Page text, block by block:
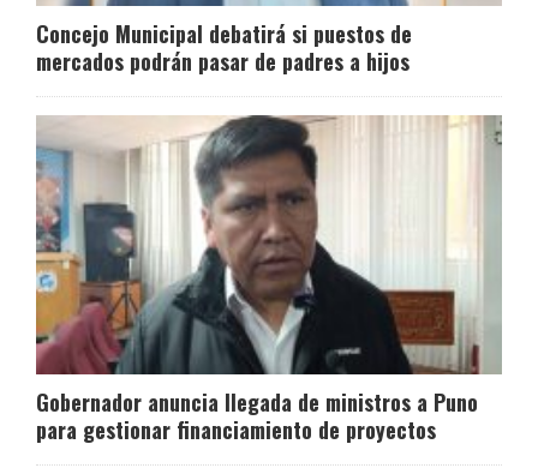
Concejo Municipal debatirá si puestos de
mercados podrán pasar de padres a hijos
Gobernador anuncia llegada de ministros a Puno
para gestionar financiamiento de proyectos